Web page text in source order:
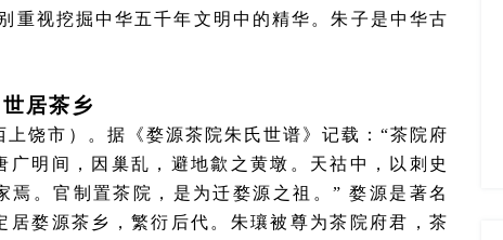
重视挖掘中华五千年文明中的精华。朱子是中华古
居茶乡
饶市）。据《婺源茶院朱氏世谱》记载： “茶院府
明间，因巢乱，避地歙之黄墩。天祜中，以刺史
。官制置茶院，是为迁婺源之祖。” 婺源是著名
婺源茶乡，繁衍后代。朱瓖被尊为茶院府君，茶